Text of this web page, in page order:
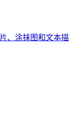
、涂抹图和文本描